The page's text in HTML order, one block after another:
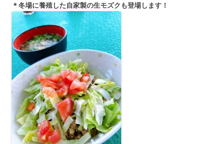
＊冬場に養殖した自家製の生モズクも登場します！